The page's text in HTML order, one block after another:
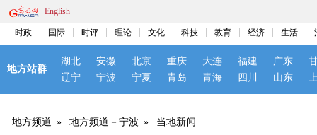
English
时政 国际 时评 理论 文化 科技 教育 经济 生活
地方站群
湖北 安徽 北京 重庆 大连 福建 广东
辽宁
宁波 宁夏 青岛 青海 四川 山东
地方频道 » 地方频道－宁波 » 当地新闻